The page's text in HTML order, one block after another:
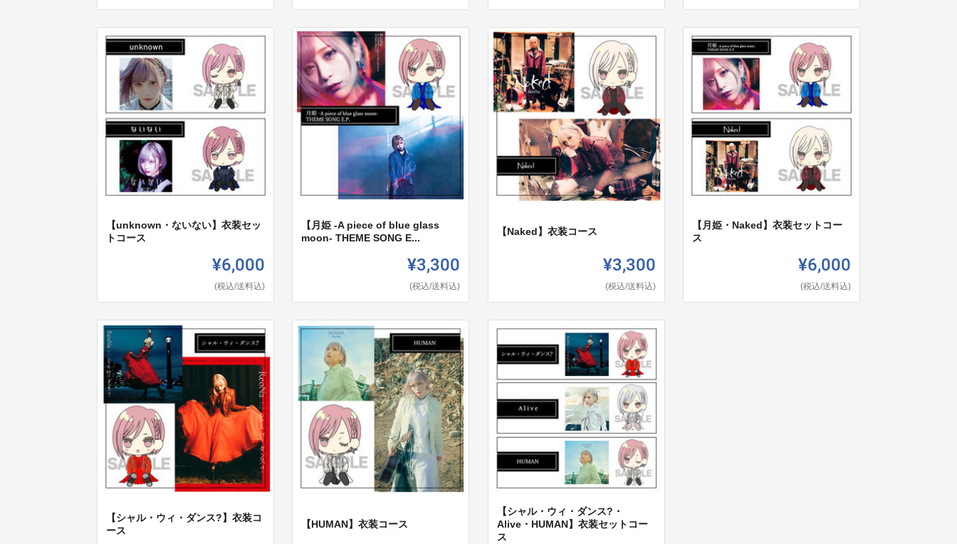
【unknown・ないない】衣装セッ
トコース
¥6,000
(税込/送料込)
【月姫 -A piece of blue glass
moon- THEME SONG E...
¥3,300
(税込/送料込)
【Naked】衣装コース
¥3,300
(税込/送料込)
【月姫・Naked】衣装セットコー
ス
¥6,000
(税込/送料込)
【シャル・ウィ・ダンス?】衣装コ
ース
【HUMAN】衣装コース
【シャル・ウィ・ダンス?・
Alive・HUMAN】衣装セットコー
ス